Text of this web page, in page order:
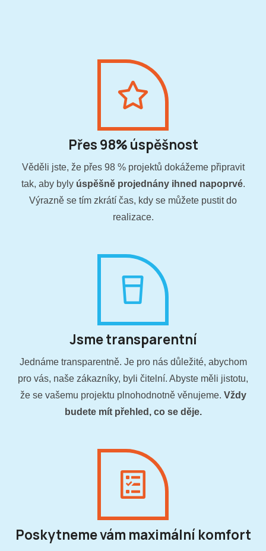
Přes 98% úspěšnost
Věděli jste, že přes 98 % projektů dokážeme připravit
tak, aby byly úspěšně projednány ihned napoprvé.
Výrazně se tím zkrátí čas, kdy se můžete pustit do
realizace.
Jsme transparentní
Jednáme transparentně. Je pro nás důležité, abychom
pro vás, naše zákazníky, byli čitelní. Abyste měli jistotu,
že se vašemu projektu plnohodnotně věnujeme. Vždy
budete mít přehled, co se děje.
Poskytneme vám maximální komfort